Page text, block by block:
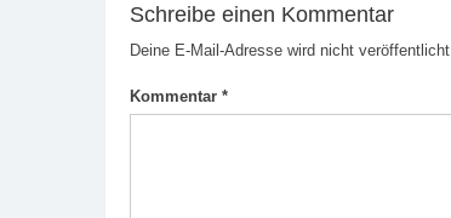
Schreibe einen Kommentar
Deine E-Mail-Adresse wird nicht veröffentlicht.
Kommentar *